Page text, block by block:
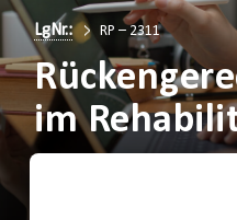
LgNr.: RP – 2311
im